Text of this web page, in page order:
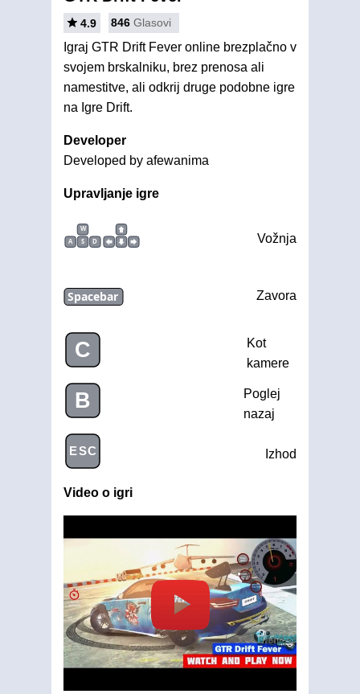
4.9 846 Glasovi
Igraj GTR Drift Fever online brezplačno v
svojem brskalniku, brez prenosa ali
namestitve, ali odkrij druge podobne igre
na Igre Drift.
Developer
Developed by afewanima
Upravljanje igre
W
A
S D Vožnja
Spacebar Zavora
C
Kot
kamere
B
Poglej
nazaj
ESC Izhod
Video o igri